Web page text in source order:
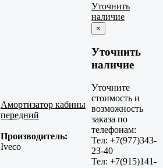
Амортизатор кабины
передний
Производитель:
Iveco
Уточнить
наличие
×
Уточнить
наличие
Уточните
стоимость и
возможность
заказа по
телефонам:
Тел: +7(977)343-
23-40
Тел: +7(915)141-